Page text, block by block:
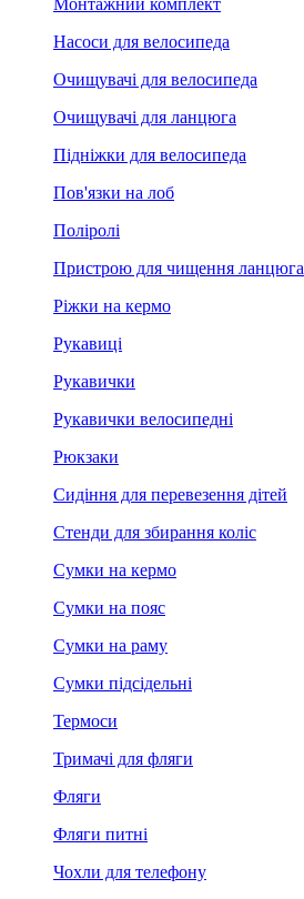
Монтажний комплект
Насоси для велосипеда
Очищувачі для велосипеда
Очищувачі для ланцюга
Підніжки для велосипеда
Пов'язки на лоб
Поліролі
Пристрою для чищення ланцюга
Ріжки на кермо
Рукавиці
Рукавички
Рукавички велосипедні
Рюкзаки
Сидіння для перевезення дітей
Стенди для збирання коліс
Сумки на кермо
Сумки на пояс
Сумки на раму
Сумки підсідельні
Термоси
Тримачі для фляги
Фляги
Фляги питні
Чохли для телефону